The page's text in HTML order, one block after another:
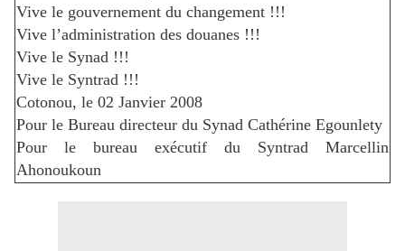
Vive le gouvernement du changement !!!
Vive l’administration des douanes !!!
Vive le Synad !!!
Vive le Syntrad !!!
Cotonou, le 02 Janvier 2008
Pour le Bureau directeur du Synad Cathérine Egounlety
Pour le bureau exécutif du Syntrad Marcellin
Ahonoukoun